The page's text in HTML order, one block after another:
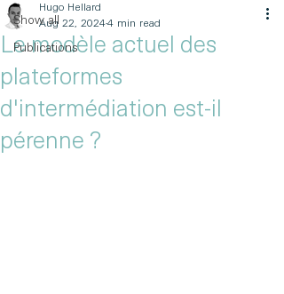
Show all
Publications
Le modèle actuel des
plateformes
d'intermédiation est-il
pérenne ?
Hugo Hellard
Aug 22, 20244 min read